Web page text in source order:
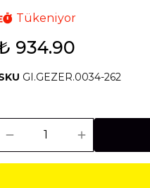
Tükeniyor
934.90
GI.GEZER.0034-262